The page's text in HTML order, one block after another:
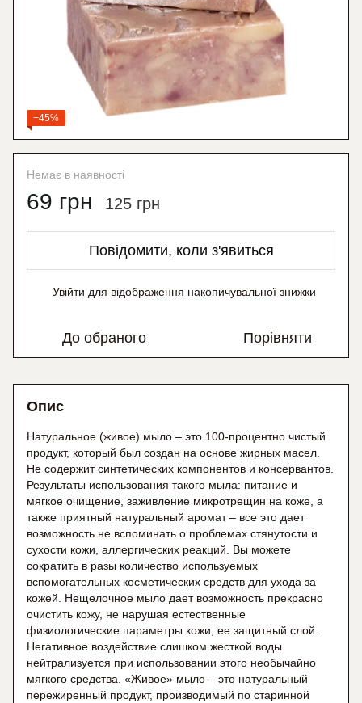
−45%
Немає в наявності
69 грн 125 грн
Повідомити, коли з'явиться
Увійти для відображення накопичувальної знижки
До обраного Порівняти
Опис
Натуральное (живое) мыло – это 100-процентно чистый
продукт, который был создан на основе жирных масел.
Не содержит синтетических компонентов и консервантов.
Результаты использования такого мыла: питание и
мягкое очищение, заживление микротрещин на коже, а
также приятный натуральный аромат – все это дает
возможность не вспоминать о проблемах стянутости и
сухости кожи, аллергических реакций. Вы можете
сократить в разы количество используемых
вспомогательных косметических средств для ухода за
кожей. Нещелочное мыло дает возможность прекрасно
очистить кожу, не нарушая естественные
физиологические параметры кожи, ее защитный слой.
Негативное воздействие слишком жесткой воды
нейтрализуется при использовании этого необычайно
мягкого средства. «Живое» мыло – это натуральный
пережиренный продукт, производимый по старинной